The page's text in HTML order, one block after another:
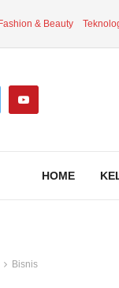
Fashion & Beauty
HOME
Bisnis